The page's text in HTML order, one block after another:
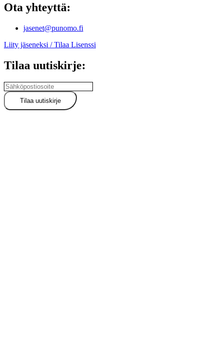
Ota yhteyttä:
jasenet@punomo.fi
Liity jäseneksi / Tilaa Lisenssi
Tilaa uutiskirje: